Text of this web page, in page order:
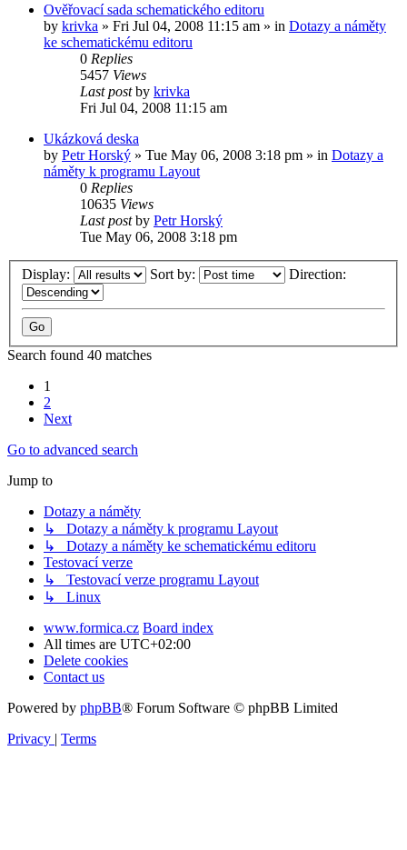
Ověřovací sada schematického editoru
by krivka » Fri Jul 04, 2008 11:15 am » in Dotazy a náměty
ke schematickému editoru
0 Replies
5457 Views
Last postby krivka
Fri Jul 04, 2008 11:15 am
Ukázková deska
by Petr Horský » Tue May 06, 2008 3:18 pm » in Dotazy a
náměty k programu Layout
0 Replies
10635 Views
Last postby Petr Horský
Tue May 06, 2008 3:18 pm
Display: Sort by: Direction:
Search found 40 matches
1
2
Next
Go to advanced search
Jump to
Dotazy a náměty
↳ Dotazy a náměty k programu Layout
↳ Dotazy a náměty ke schematickému editoru
Testovací verze
↳ Testovací verze programu Layout
↳ Linux
www.formica.cz Board index
All times are UTC+02:00
Delete cookies
Contact us
Powered by phpBB® Forum Software © phpBB Limited
Privacy
Terms